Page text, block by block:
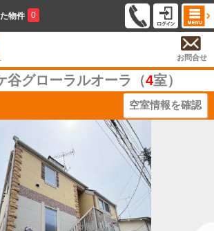
物件 0
お問合せ
谷グローラルオーラ（4室）
空室情報を確認